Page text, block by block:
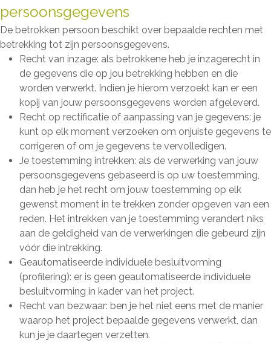
persoonsgegevens
De betrokken persoon beschikt over bepaalde rechten met
betrekking tot zijn persoonsgegevens.
Recht van inzage: als betrokkene heb je inzagerecht in
de gegevens die op jou betrekking hebben en die
worden verwerkt. Indien je hierom verzoekt kan er een
kopij van jouw persoonsgegevens worden afgeleverd.
Recht op rectificatie of aanpassing van je gegevens: je
kunt op elk moment verzoeken om onjuiste gegevens te
corrigeren of om je gegevens te vervolledigen.
Je toestemming intrekken: als de verwerking van jouw
persoonsgegevens gebaseerd is op uw toestemming,
dan heb je het recht om jouw toestemming op elk
gewenst moment in te trekken zonder opgeven van een
reden. Het intrekken van je toestemming verandert niks
aan de geldigheid van de verwerkingen die gebeurd zijn
vóór die intrekking.
Geautomatiseerde individuele besluitvorming
(profilering): er is geen geautomatiseerde individuele
besluitvorming in kader van het project.
Recht van bezwaar: ben je het niet eens met de manier
waarop het project bepaalde gegevens verwerkt, dan
kun je je daartegen verzetten.